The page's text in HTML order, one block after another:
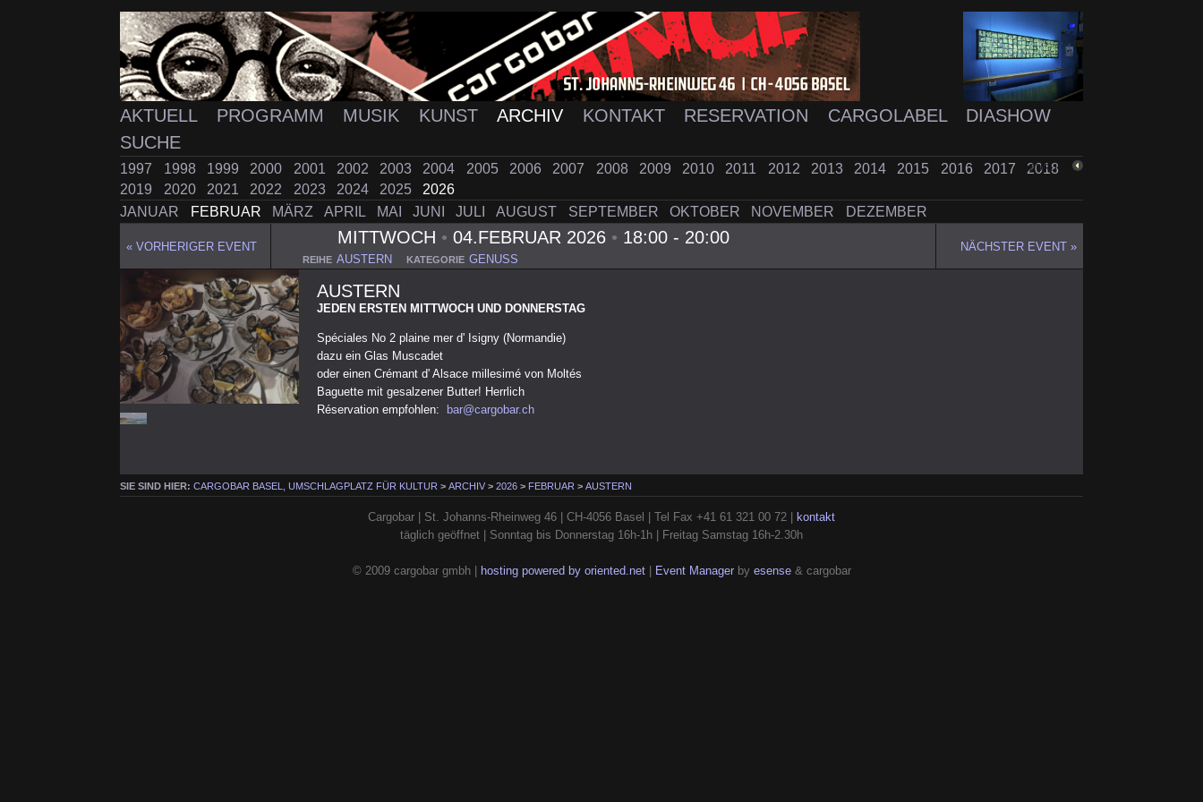
AKTUELL PROGRAMM MUSIK KUNST ARCHIV KONTAKT RESERVATION CARGOLABEL
DIASHOW
SUCHE
1997 1998 1999 2000 2001 2002 2003 2004 2005 2006 2007 2008 2009 2010 2011 2012 2013 2014 2015 2016 2017
2018
2019
2020 2021 2022 2023 2024 2025
2026
JANUAR
FEBRUAR MÄRZ APRIL MAI JUNI JULI AUGUST SEPTEMBER OKTOBER NOVEMBER DEZEMBER
ZURÜCK
« VORHERIGER EVENT MITTWOCH • 04.FEBRUAR 2026 • 18:00 - 20:00
REIHE AUSTERN KATEGORIE GENUSS
NÄCHSTER EVENT »
AUSTERN
JEDEN ERSTEN MITTWOCH UND DONNERSTAG
Spéciales No 2 plaine mer d' Isigny (Normandie)
dazu ein Glas Muscadet
oder einen Crémant d' Alsace millesimé von Moltés
Baguette mit gesalzener Butter! Herrlich
Réservation empfohlen:
bar@cargobar.ch
SIE SIND HIER:CARGOBAR BASEL, UMSCHLAGPLATZ FÜR KULTUR >ARCHIV >2026 > FEBRUAR >AUSTERN
Cargobar | St. Johanns-Rheinweg 46 | CH-4056 Basel | Tel Fax +41 61 321 00 72 |
kontakt
täglich geöffnet | Sonntag bis Donnerstag 16h-1h | Freitag Samstag 16h-2.30h
© 2009 cargobar gmbh | hosting powered by oriented.net| Event Managerby esense& cargobar